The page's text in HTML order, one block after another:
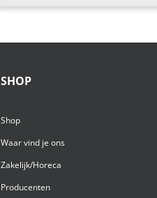
SHOP
Shop
Waar vind je ons
Zakelijk/Horeca
Producenten